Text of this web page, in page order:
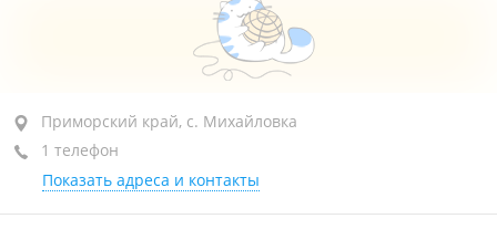
Приморский край, с. Михайловка, кв-л 3-й, 11
1-й этаж
+7 (423-46) 2-36-85
Приморский край, с. Михайловка
1 телефон
Показать адреса и контакты